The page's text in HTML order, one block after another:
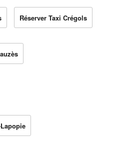
Réserver Taxi Crégols